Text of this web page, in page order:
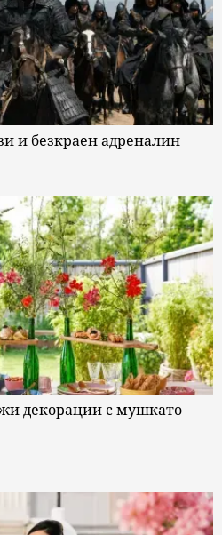
и безкраен адреналин
декорации с мушкато